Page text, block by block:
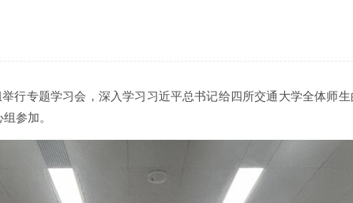
行专题学习会，深入学习习近平总书记给四所交通大学全体师
参加。